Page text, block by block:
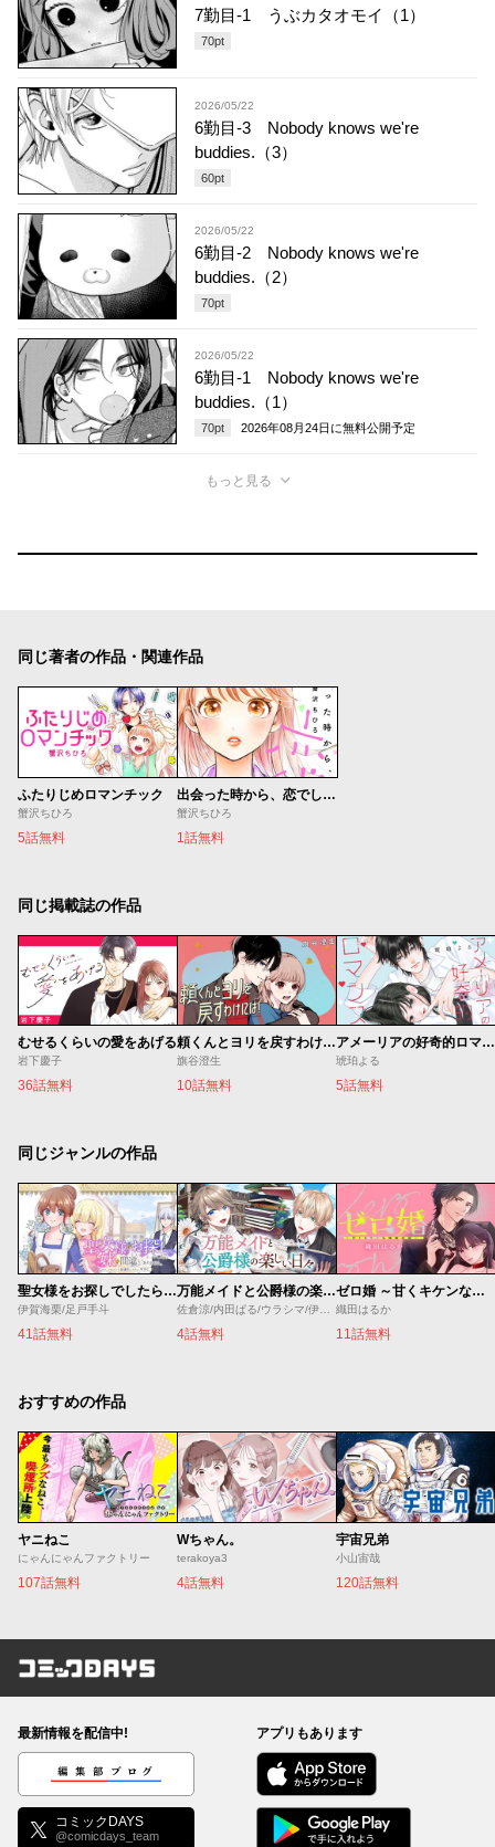
7勤目-1 うぶカタオモイ（1）
70pt
2026/05/22
6勤目-3 Nobody knows we're
buddies.（3）
60pt
2026/05/22
6勤目-2 Nobody knows we're
buddies.（2）
70pt
2026/05/22
6勤目-1 Nobody knows we're
buddies.（1）
70pt 2026年08月24日 に無料公開予定
もっと見る
同じ著者の作品・関連作品
ふたりじめロマンチック
蟹沢ちひろ
5話無料
出会った時から、恋でした。
蟹沢ちひろ
1話無料
同じ掲載誌の作品
むせるくらいの愛をあげる
岩下慶子
36話無料
頼くんとヨリを戻すわけには！
旗谷澄生
10話無料
アメーリアの好奇的ロマンス
琥珀よる
5話無料
同じジャンルの作品
聖女様をお探しでしたら妹で間違いありません。さあどうぞお連れください、今すぐ。
伊賀海栗/足戸手斗
41話無料
万能メイドと公爵様の楽しい日々
佐倉涼/内田ぱる/ウラシマ/伊藤テリヤキ
4話無料
ゼロ婚 ～甘くキケンな極秘任務～
織田はるか
11話無料
おすすめの作品
ヤニねこ
にゃんにゃんファクトリー
107話無料
Wちゃん。
terakoya3
4話無料
宇宙兄弟
小山宙哉
120話無料
コミックDAYS
最新情報を配信中!
編集部ブログ
コミックDAYS
@comicdays_team
アプリもあります